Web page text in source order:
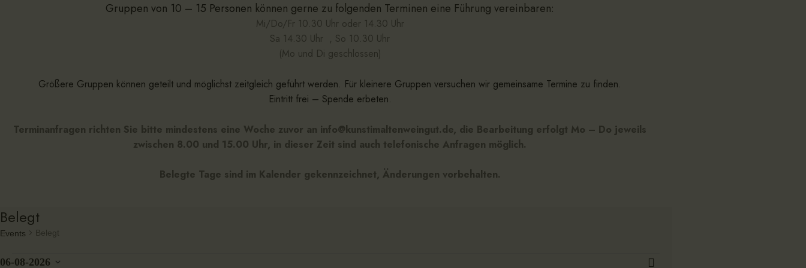
Gruppen von 10 – 15 Personen können gerne zu folgenden Terminen eine Führung vereinbaren:
Mi/Do/Fr 10.30 Uhr oder 14.30 Uhr
Sa 14.30 Uhr , So 10.30 Uhr
(Mo und Di geschlossen)
Größere Gruppen können geteilt und möglichst zeitgleich geführt werden. Für kleinere Gruppen versuchen wir gemeinsame Termine zu finden.
Eintritt frei – Spende erbeten.
Terminanfragen richten Sie bitte mindestens eine Woche zuvor an info@kunstimaltenweingut.de, die Bearbeitung erfolgt Mo – Do jeweils
zwischen 8.00 und 15.00 Uhr, in dieser Zeit sind auch telefonische Anfragen möglich.
Belegte Tage sind im Kalender gekennzeichnet, Änderungen vorbehalten.
Belegt
Events Belegt
06-08-2026